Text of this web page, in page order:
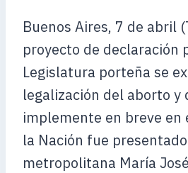
Buenos Aires, 7 de abril
proyecto de declaración
Legislatura porteña se
legalización del aborto y
implemente en breve en
la Nación fue
metropolitana María